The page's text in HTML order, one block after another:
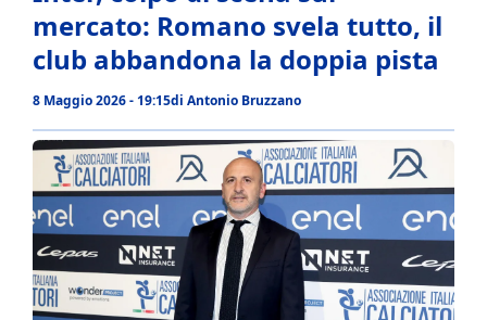
mercato: Romano svela tutto, il
club abbandona la doppia pista
8 Maggio 2026 - 19:15di Antonio Bruzzano